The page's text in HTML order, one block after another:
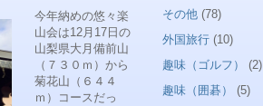
今年納めの悠々楽
山会は12月17日の
山梨県大月備前山
（７３０ｍ）から
菊花山（６４４
ｍ）コースだっ
その他 (78)
外国旅行 (10)
趣味（ゴルフ）
(2)
趣味（囲碁）
(5)